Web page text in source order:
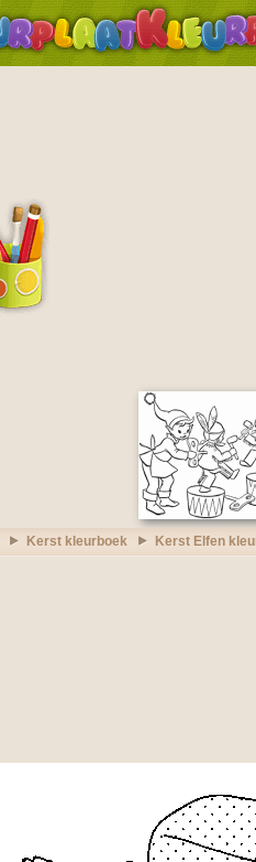
Kerst kleurboek Kerst Elfen